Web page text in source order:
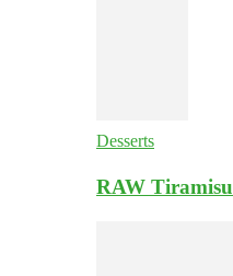
Desserts
RAW Tiramisu